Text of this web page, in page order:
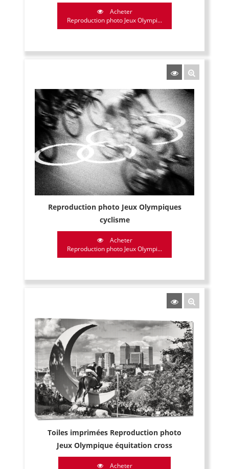
Acheter
Reproduction photo Jeux Olympi...
Reproduction photo Jeux Olympiques
cyclisme
Acheter
Reproduction photo Jeux Olympi...
Toiles imprimées Reproduction photo
Jeux Olympique équitation cross
Acheter